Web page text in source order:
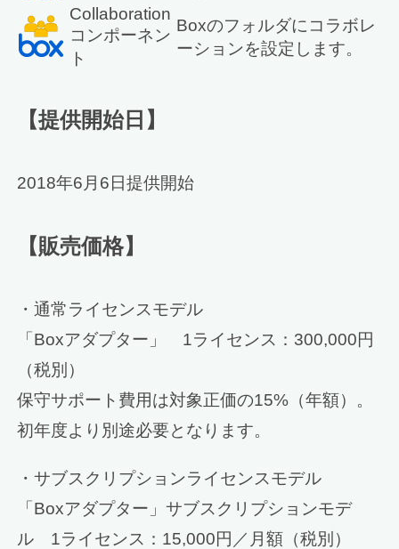
Collaboration
コンポーネン
ト
Boxのフォルダにコラボレ
ーションを設定します。
【提供開始日】
2018年6月6日提供開始
【販売価格】
・通常ライセンスモデル
「Boxアダプター」 1ライセンス：300,000円
（税別）
保守サポート費用は対象正価の15%（年額）。
初年度より別途必要となります。
・サブスクリプションライセンスモデル
「Boxアダプター」サブスクリプションモデ
ル 1ライセンス：15,000円／月額（税別）